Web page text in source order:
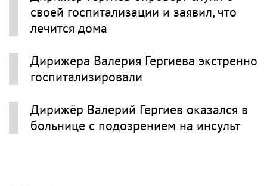
своей госпитализации и заявил, что
лечится дома
Дирижера Валерия Гергиева экстренно
госпитализировали
Дирижёр Валерий Гергиев оказался в
больнице с подозрением на инсульт